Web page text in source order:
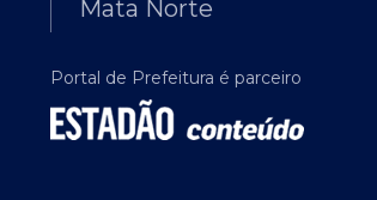
Mata Norte
Portal de Prefeitura é parceiro